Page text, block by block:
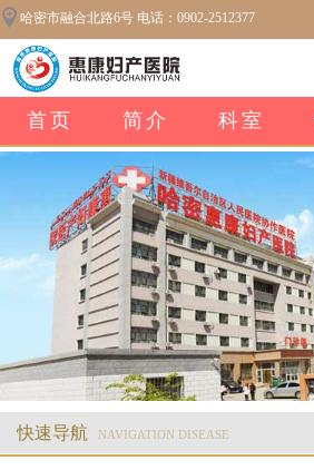
哈密市融合北路6号 电话：0902-2512377
首页 简介 科室
快速导航 NAVIGATION DISEASE